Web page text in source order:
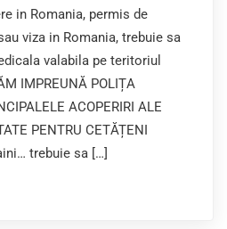
in Romania, permis de
viza in Romania, trebuie sa
valabila pe teritoriul
IMPREUNĂ POLIȚA
ACOPERIRI ALE
PENTRU CETĂȚENI
trebuie sa […]